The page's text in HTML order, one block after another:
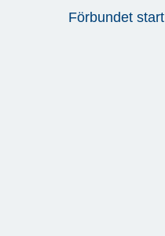
är
Förbundet start